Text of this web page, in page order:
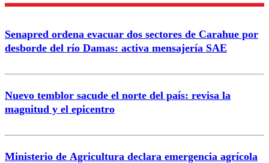
Correo
Senapred ordena evacuar dos sectores de Carahue por
desborde del río Damas: activa mensajería SAE
Nuevo temblor sacude el norte del país: revisa la
magnitud y el epicentro
Ministerio de Agricultura declara emergencia agrícola